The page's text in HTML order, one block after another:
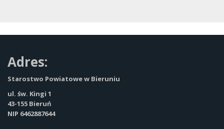
Adres:
Starostwo Powiatowe w Bieruniu
ul. św. Kingi 1
43-155 Bieruń
NIP 6462887644